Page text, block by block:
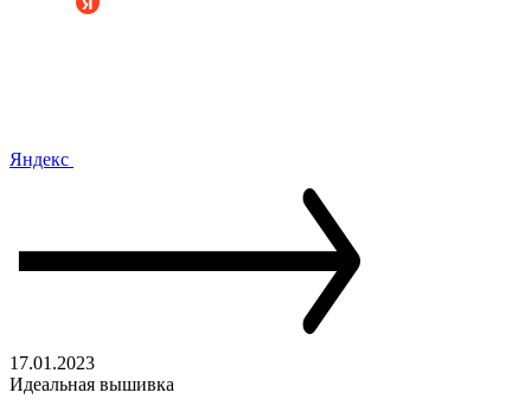
Яндекс
17.01.2023
Идеальная вышивка